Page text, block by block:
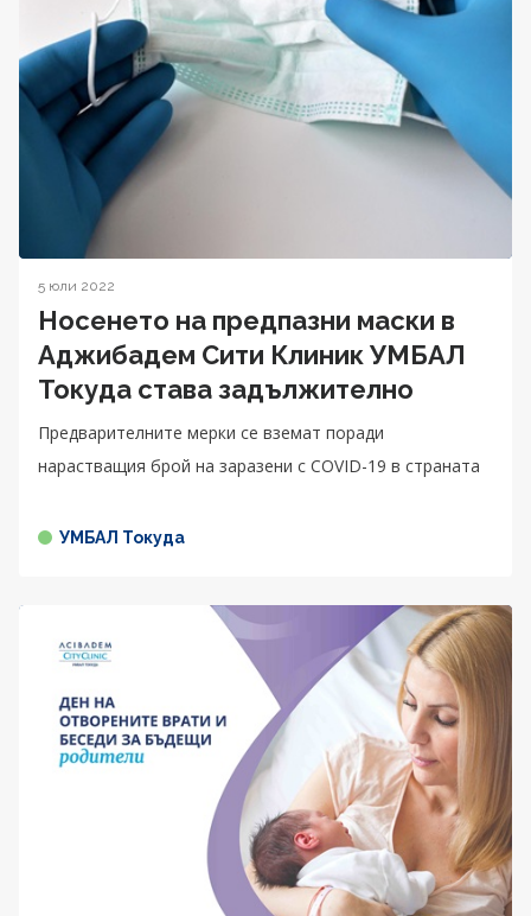
5 юли 2022
Носенето на предпазни маски в
Аджибадем Сити Клиник УМБАЛ
Токуда става задължително
Предварителните мерки се вземат поради
нарастващия брой на заразени с COVID-19 в страната
УМБАЛ Токуда